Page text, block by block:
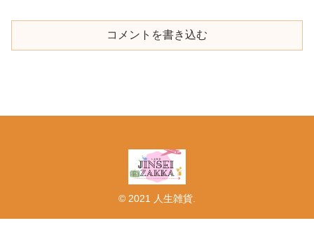
コメントを書き込む
© 2021 人生雑貨.